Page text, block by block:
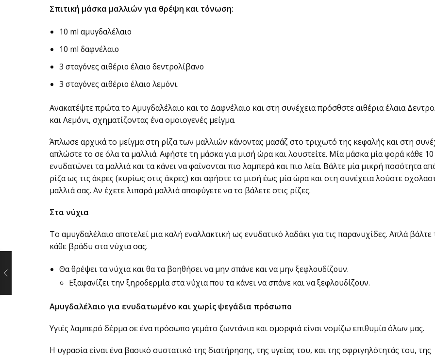
Σπιτική μάσκα μαλλιών για θρέψη και τόνωση:
10 ml αμυγδαλέλαιο
10 ml δαφνέλαιο
3 σταγόνες αιθέριο έλαιο δεντρολίβανο
3 σταγόνες αιθέριο έλαιο λεμόνι.
Ανακατέψτε πρώτα το Αμυγδαλέλαιο και το Δαφνέλαιο και στη συνέχεια πρόσθστε αιθέρια έλαια
και Λεμόνι, σχηματίζοντας ένα ομοιογενές μείγμα.
Άπλωσε αρχικά το μείγμα στη ρίζα των μαλλιών κάνοντας μασάζ στο τριχωτό της κεφαλής και στη
απλώστε το σε όλα τα μαλλιά. Αφήστε τη μάσκα για μισή ώρα και λουστείτε. Μία μάσκα μία φορά κάθε 10
ενυδατώνει τα μαλλιά και τα κάνει να φαίνονται πιο λαμπερά και πιο λεία. Βάλτε μία μικρή ποσότητα
ρίζα ως τις άκρες (κυρίως στις άκρες) και αφήστε το μισή έως μία ώρα και στη συνέχεια λούστε
μαλλιά σας. Αν έχετε λιπαρά μαλλιά αποφύγετε να το βάλετε στις ρίζες.
Στα νύχια
Το αμυγδαλέλαιο αποτελεί μια καλή εναλλακτική ως ενυδατικό λαδάκι για τις παρανυχίδες. Απλά βάλτε
κάθε βράδυ στα νύχια σας.
Θα θρέψει τα νύχια και θα τα βοηθήσει να μην σπάνε και να μην ξεφλουδίζουν.
Εξαφανίζει την ξηροδερμία στα νύχια που τα κάνει να σπάνε και να ξεφλουδίζουν.
Αμυγδαλέλαιο για ενυδατωμένο και χωρίς ψεγάδια πρόσωπο
Υγιές λαμπερό δέρμα σε ένα πρόσωπο γεμάτο ζωντάνια και ομορφιά είναι νομίζω επιθυμία όλων μας.
Η υγρασία είναι ένα βασικό συστατικό της διατήρησης, της υγείας του, και της σφριγηλότητάς του, της